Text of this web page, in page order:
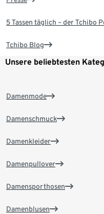
5 Tassen täglich – der Tchibo
Tchibo Blog
Unsere beliebtesten
Damenmode
Damenschmuck
Damenkleider
Damenpullover
Damensporthosen
Damenblusen